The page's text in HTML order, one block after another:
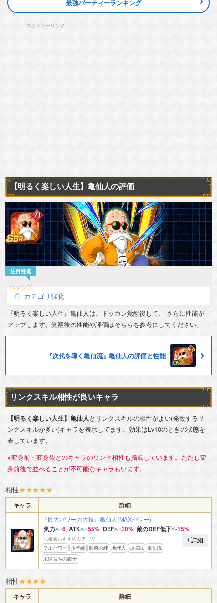
最強パーティーランキング
スポンサーリンク
【明るく楽しい人生】亀仙人の評価
カテゴリ強化
『明るく楽しい人生』亀仙人は、ドッカン覚醒後して、 さらに性能が
アップします。覚醒後の性能や評価はそちらを参考にしてください。
『次代を導く亀仙流』亀仙人の評価と性能
リンクスキル相性が良いキャラ
【明るく楽しい人生】亀仙人 とリンクスキルの相性がよい(発動するリ
ンクスキルが多い)キャラを表示してます。効果はLv10のときの状態を
表しています。
※変身前・変身後とのキャラのリンク相性も掲載しています。ただし変
身前後で並べることが不可能なキャラもいます。
相性★★★★★
キャラ 詳細
『最大パワーの大技』亀仙人(MAXパワー)
気力 +6 ATK +55% DEF +30% 敵のDEF低下 -15%
▽編成おすすめカテゴリ
フルパワー
少年編 師弟の絆 地球人 頭脳戦 亀仙流
地球育ちの戦士
+詳細
相性★★★★
キャラ 詳細